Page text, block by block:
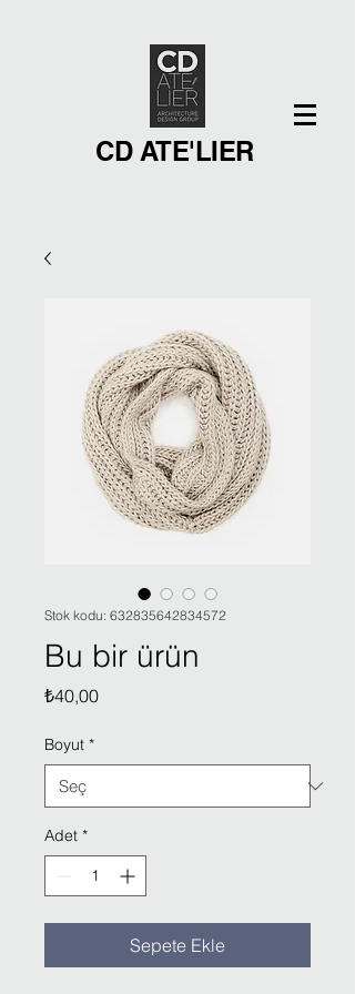
CD ATE'LIER
Stok kodu: 632835642834572
Bu bir ürün
₺40,00Fiyat
Boyut *
Adet *
Sepete Ekle